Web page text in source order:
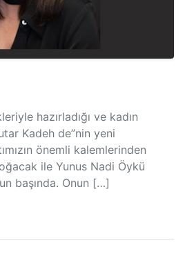
hazırladığı ve kadın
Kadeh de”nin yeni
önemli kalemlerinden
ile Yunus Nadi Öykü
başında. Onun […]